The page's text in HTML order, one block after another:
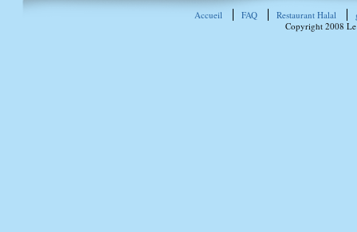
Accueil FAQ Restaurant Halal
Copyright 2008